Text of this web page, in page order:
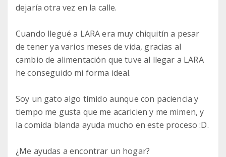
dejaría otra vez en la calle.
Cuando llegué a LARA era muy chiquitín a pesar
de tener ya varios meses de vida, gracias al
cambio de alimentación que tuve al llegar a LARA
he conseguido mi forma ideal.
Soy un gato algo tímido aunque con paciencia y
tiempo me gusta que me acaricien y me mimen, y
la comida blanda ayuda mucho en este proceso :D.
¿Me ayudas a encontrar un hogar?